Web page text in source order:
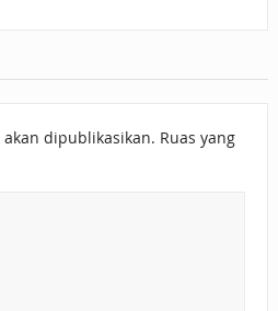
dipublikasikan. Ruas yang